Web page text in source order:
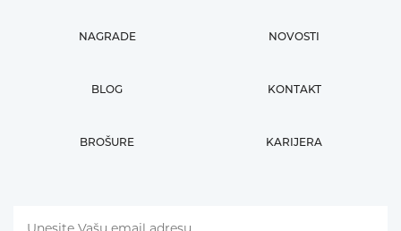
NAGRADE NOVOSTI
BLOG KONTAKT
BROŠURE KARIJERA